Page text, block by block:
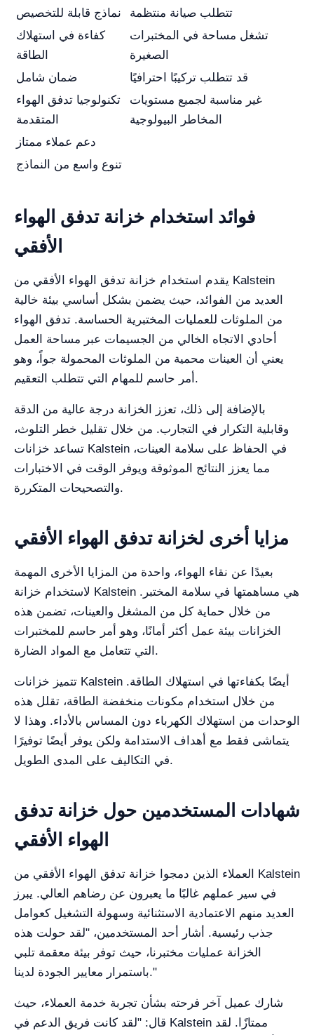
نماذج قابلة للتخصيص
تتطلب صيانة منتظمة
كفاءة في استهلاك
الطاقة
تشغل مساحة في المختبرات
الصغيرة
ضمان شامل
قد تتطلب تركيبًا احترافيًا
تكنولوجيا تدفق الهواء
المتقدمة
غير مناسبة لجميع مستويات
المخاطر البيولوجية
دعم عملاء ممتاز
تنوع واسع من النماذج
فوائد استخدام خزانة تدفق الهواء
الأفقي
يقدم استخدام خزانة تدفق الهواء الأفقي من Kalstein
العديد من الفوائد، حيث يضمن بشكل أساسي بيئة خالية
من الملوثات للعمليات المختبرية الحساسة. تدفق الهواء
أحادي الاتجاه الخالي من الجسيمات عبر مساحة العمل
يعني أن العينات محمية من الملوثات المحمولة جواً، وهو
أمر حاسم للمهام التي تتطلب التعقيم.
بالإضافة إلى ذلك، تعزز الخزانة درجة عالية من الدقة
وقابلية التكرار في التجارب. من خلال تقليل خطر التلوث،
تساعد خزانات Kalstein في الحفاظ على سلامة العينات،
مما يعزز النتائج الموثوقة ويوفر الوقت في الاختبارات
والتصحيحات المتكررة.
مزايا أخرى لخزانة تدفق الهواء الأفقي
بعيدًا عن نقاء الهواء، واحدة من المزايا الأخرى المهمة
لاستخدام خزانة Kalstein هي مساهمتها في سلامة المختبر.
من خلال حماية كل من المشغل والعينات، تضمن هذه
الخزانات بيئة عمل أكثر أمانًا، وهو أمر حاسم للمختبرات
التي تتعامل مع المواد الضارة.
تتميز خزانات Kalstein أيضًا بكفاءتها في استهلاك الطاقة.
من خلال استخدام مكونات منخفضة الطاقة، تقلل هذه
الوحدات من استهلاك الكهرباء دون المساس بالأداء. وهذا لا
يتماشى فقط مع أهداف الاستدامة ولكن يوفر أيضًا توفيرًا
في التكاليف على المدى الطويل.
شهادات المستخدمين حول خزانة تدفق
الهواء الأفقي
العملاء الذين دمجوا خزانة تدفق الهواء الأفقي من Kalstein
في سير عملهم غالبًا ما يعبرون عن رضاهم العالي. يبرز
العديد منهم الاعتمادية الاستثنائية وسهولة التشغيل كعوامل
جذب رئيسية. أشار أحد المستخدمين، "لقد حولت هذه
الخزانة عمليات مختبرنا، حيث توفر بيئة معقمة تلبي
باستمرار معايير الجودة لدينا."
شارك عميل آخر فرحته بشأن تجربة خدمة العملاء، حيث
قال: "لقد كانت فريق الدعم في Kalstein ممتازًا. لقد